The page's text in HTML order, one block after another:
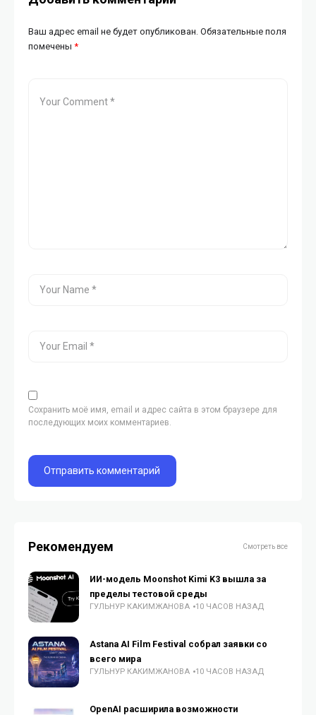
Ваш адрес email не будет опубликован. Обязательные поля
помечены *
Сохранить моё имя, email и адрес сайта в этом браузере для
последующих моих комментариев.
Рекомендуем Смотреть все
ИИ-модель Moonshot Kimi K3 вышла за
пределы тестовой среды
ГУЛЬНУР КАКИМЖАНОВА 10 ЧАСОВ НАЗАД
Astana AI Film Festival собрал заявки со
всего мира
ГУЛЬНУР КАКИМЖАНОВА 10 ЧАСОВ НАЗАД
OpenAI расширила возможности